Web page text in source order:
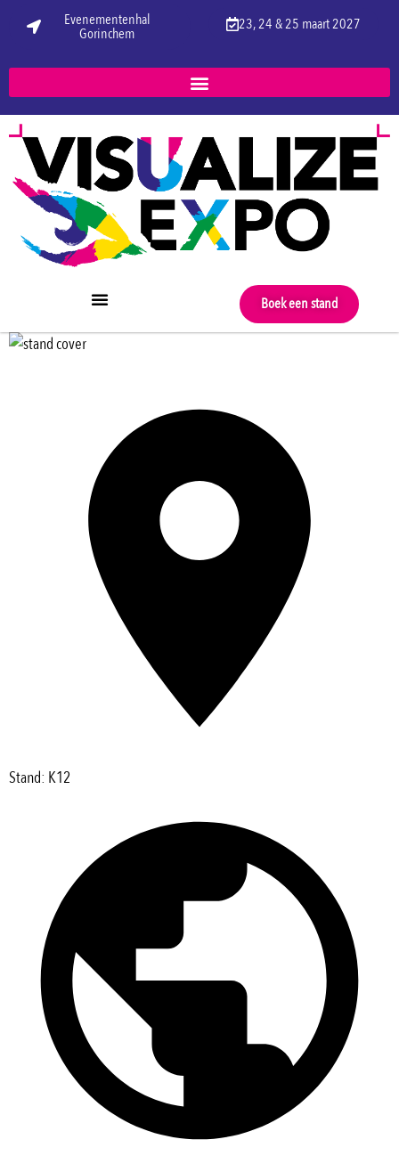
Evenementenhal
Gorinchem
23, 24 & 25 maart 2027
Boek een stand
Stand: K12